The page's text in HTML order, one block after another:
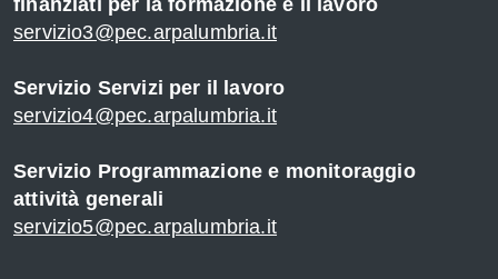
finanziati per la formazione e il lavoro
servizio3@pec.arpalumbria.it
Servizio Servizi per il lavoro
servizio4@pec.arpalumbria.it
Servizio Programmazione e monitoraggio
attività generali
servizio5@pec.arpalumbria.it